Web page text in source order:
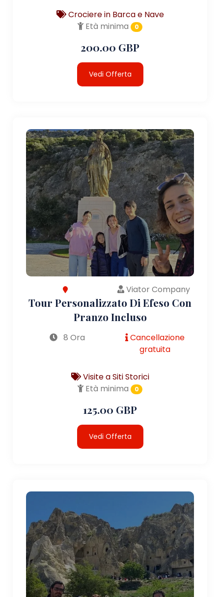
Crociere in Barca e Nave
Età minima
0
200.00 GBP
Vedi Offerta
Viator Company
Tour Personalizzato Di Efeso Con
Pranzo Incluso
8 Ora
Cancellazione
gratuita
Visite a Siti Storici
Età minima
0
125.00 GBP
Vedi Offerta